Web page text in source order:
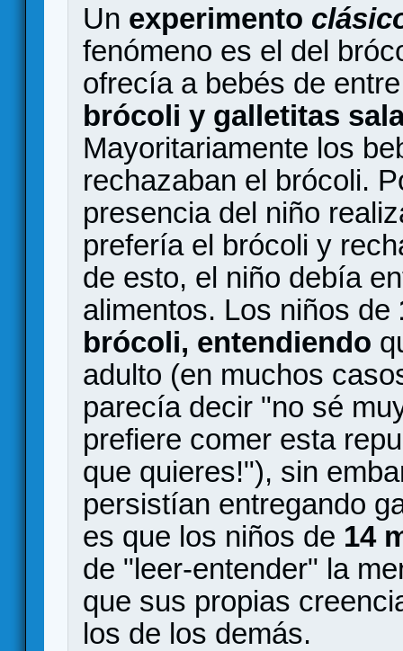
Un experimento
fenómeno es el del
ofrecía a bebés de
brócoli y galletitas
Mayoritariamente los
rechazaban el brócoli.
presencia del niño
prefería el brócoli y
de esto, el niño debía
alimentos. Los niños de
brócoli, entendiendo
adulto (en muchos
parecía decir "no sé
prefiere comer esta
que quieres!"), sin
persistían entregando
es que los niños de 14
de "leer-entender" la
que sus propias
los de los demás.